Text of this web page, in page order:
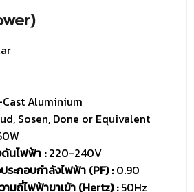
Aluminium
Sosen, Done or Equivalent
นไฟฟ้า :220-240V
ะกอบกำลังไฟฟ้า (PF) :0.90
มถี่ไฟฟ้าขาเข้า (Hertz) :50Hz